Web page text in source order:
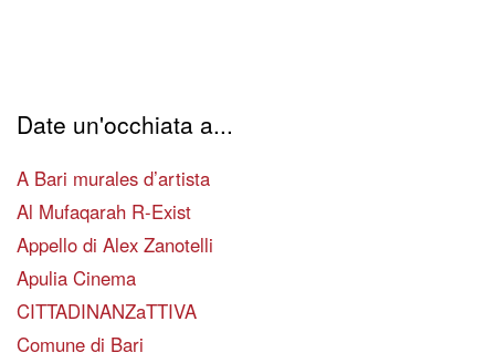
Date un'occhiata a...
A Bari murales d’artista
Al Mufaqarah R-Exist
Appello di Alex Zanotelli
Apulia Cinema
CITTADINANZaTTIVA
Comune di Bari